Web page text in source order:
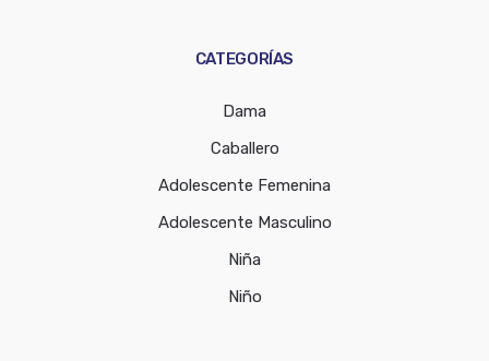
CATEGORÍAS
Dama
Caballero
Adolescente Femenina
Adolescente Masculino
Niña
Niño